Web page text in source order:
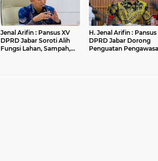
Jenal Arifin : Pansus XV
DPRD Jabar Soroti Alih
Fungsi Lahan, Sampah,
H. Jenal Arifin : Pansus
DPRD Jabar Dorong
Penguatan